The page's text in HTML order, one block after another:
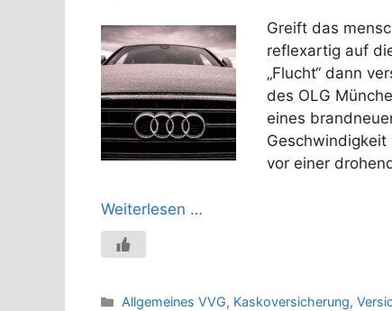
Greift das
reflexartig auf
„Flucht“ dann
des OLG
eines
Geschwindigkeit
vor einer
Weiterlesen …
Kategorien
Allgemeines VVG, Kaskoversicherung,